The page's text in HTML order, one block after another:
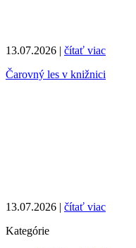
13.07.2026 | čítať viac
Čarovný les v knižnici
13.07.2026 | čítať viac
Kategórie